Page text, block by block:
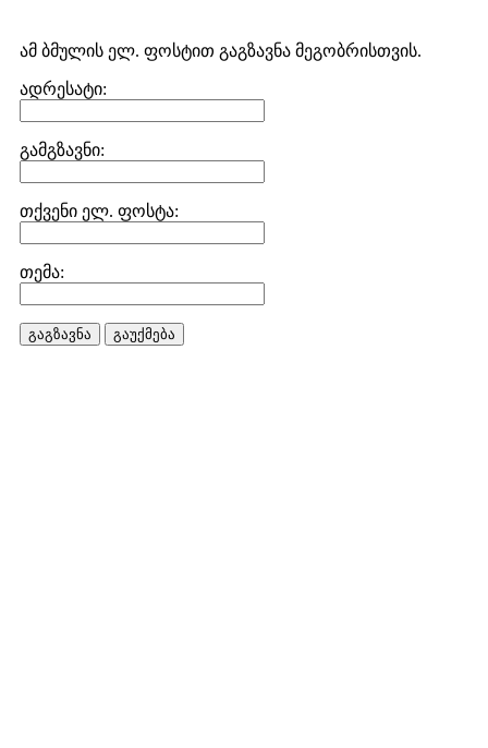
ამ ბმულის ელ. ფოსტით გაგზავნა მეგობრისთვის.
ადრესატი:
გამგზავნი:
თქვენი ელ. ფოსტა:
თემა:
გაგზავნა გაუქმება